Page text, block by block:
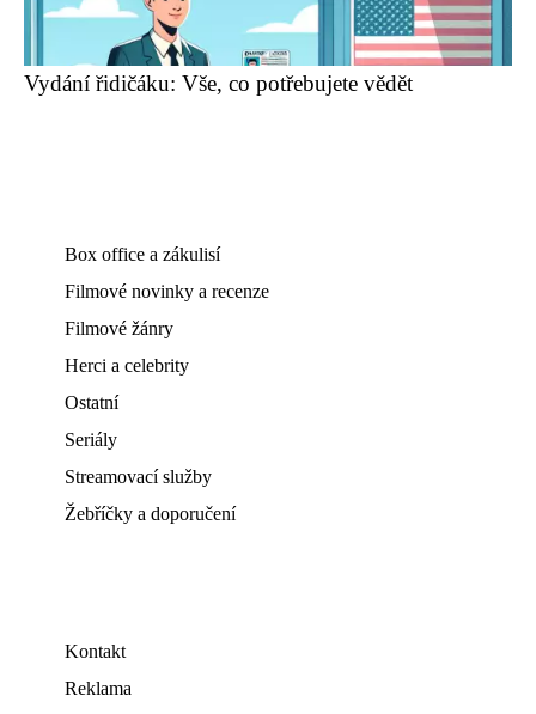
Vydání řidičáku: Vše, co potřebujete vědět
Box office a zákulisí
Filmové novinky a recenze
Filmové žánry
Herci a celebrity
Ostatní
Seriály
Streamovací služby
Žebříčky a doporučení
Kontakt
Reklama